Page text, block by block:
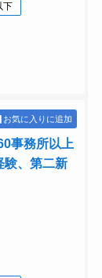
下
お気に入りに追加
事務所以上
験、第二新